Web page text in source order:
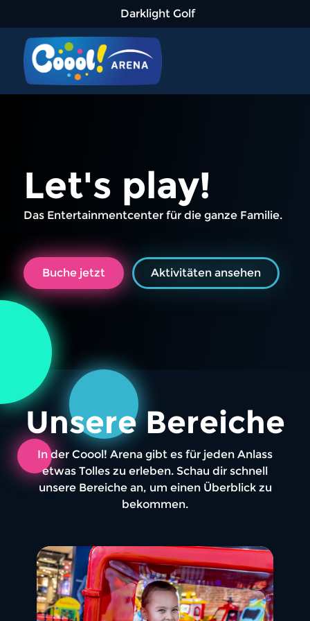
Darklight Golf
Let's play!
Das Entertainmentcenter für die ganze Familie.
Buche jetzt Aktivitäten ansehen
Unsere Bereiche
In der Coool! Arena gibt es für jeden Anlass
etwas Tolles zu erleben. Schau dir schnell
unsere Bereiche an, um einen Überblick zu
bekommen.